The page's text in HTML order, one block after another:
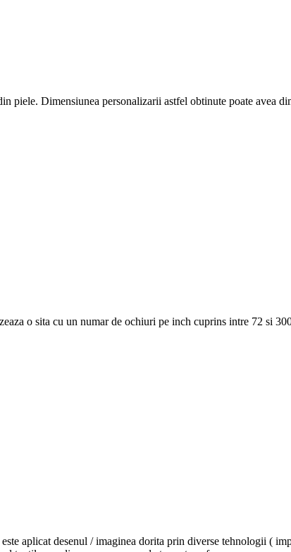
piele. Dimensiunea personalizarii astfel obtinute poate avea
o sita cu un numar de ochiuri pe inch cuprins intre 72 si
aplicat desenul / imaginea dorita prin diverse tehnologii (